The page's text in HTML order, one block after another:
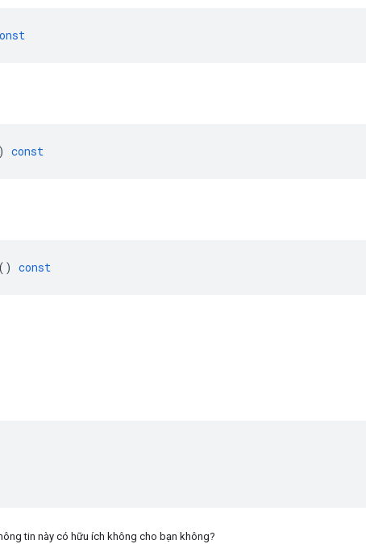
const
() const
tin này có hữu ích không cho bạn không?